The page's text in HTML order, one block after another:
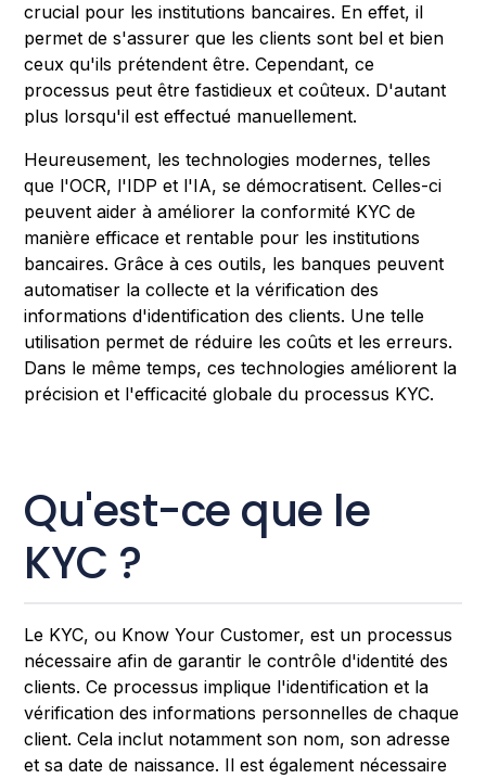
crucial pour les institutions bancaires. En effet, il
permet de s'assurer que les clients sont bel et bien
ceux qu'ils prétendent être. Cependant, ce
processus peut être fastidieux et coûteux. D'autant
plus lorsqu'il est effectué manuellement.
Heureusement, les technologies modernes, telles
que l'OCR, l'IDP et l'IA, se démocratisent. Celles-ci
peuvent aider à améliorer la conformité KYC de
manière efficace et rentable pour les institutions
bancaires. Grâce à ces outils, les banques peuvent
automatiser la collecte et la vérification des
informations d'identification des clients. Une telle
utilisation permet de réduire les coûts et les erreurs.
Dans le même temps, ces technologies améliorent la
précision et l'efficacité globale du processus KYC.
Qu'est-ce que le
KYC ?
Le KYC, ou Know Your Customer, est un processus
nécessaire afin de garantir le contrôle d'identité des
clients. Ce processus implique l'identification et la
vérification des informations personnelles de chaque
client. Cela inclut notamment son nom, son adresse
et sa date de naissance. Il est également nécessaire